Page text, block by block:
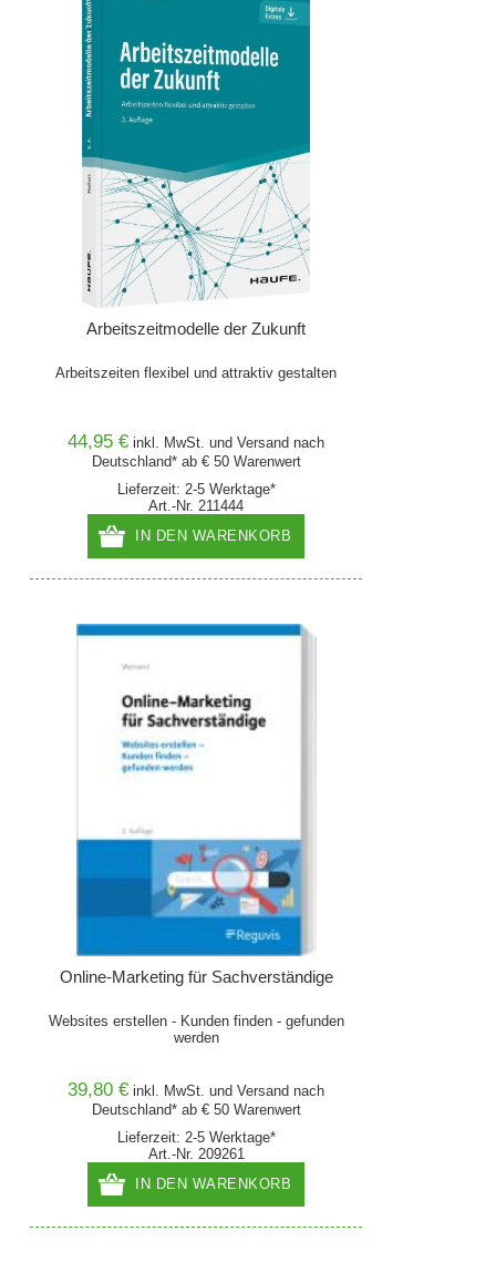
Arbeitszeitmodelle der Zukunft
Arbeitszeiten flexibel und attraktiv gestalten
44,95 € inkl. MwSt. undVersand nach
Deutschland* ab € 50 Warenwert
Lieferzeit: 2-5 Werktage*
Art.-Nr. 211444
IN DEN WARENKORB
Online-Marketing für Sachverständige
Websites erstellen - Kunden finden - gefunden
werden
39,80 € inkl. MwSt. undVersand nach
Deutschland* ab € 50 Warenwert
Lieferzeit: 2-5 Werktage*
Art.-Nr. 209261
IN DEN WARENKORB